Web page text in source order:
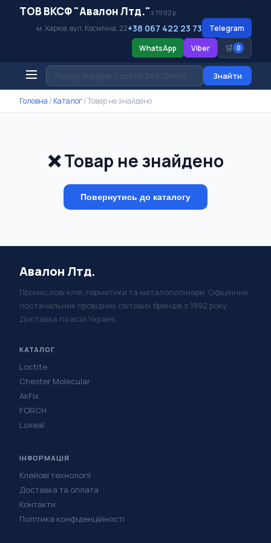
ТОВ ВКСФ "Авалон Лтд."з 1992 р.
м. Харків, вул. Космічна, 22+38 067 422 23 73
Telegram
WhatsApp
Viber 🛒 0
Знайти
Головна / Каталог/Товар не знайдено
❌ Товар не знайдено
Повернутись до каталогу
Авалон Лтд.
Промислові клеї, герметики та металополімери. Офіційний
постачальник провідних світових брендів з 1992 року.
Доставка по всій Україні.
КАТАЛОГ
Loctite
Chester Molecular
AkFix
FORCH
Loxeal
ІНФОРМАЦІЯ
Клейові технології
Доставка та оплата
Контакти
Політика конфіденційності